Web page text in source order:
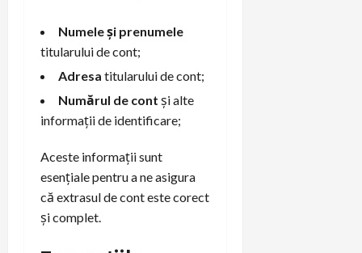
Numele și prenumele
titularului de cont;
Adresa titularului de cont;
Numărul de cont și alte
informații de identificare;
Aceste informații sunt
esențiale pentru a ne asigura
că extrasul de cont este corect
și complet.